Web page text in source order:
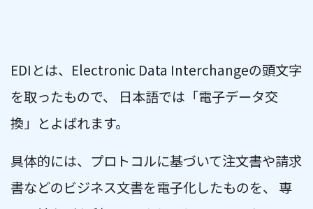
EDIとは、Electronic Data Interchangeの頭文字
を取ったもので、 日本語では「電子データ交
換」とよばれます。
具体的には、プロトコルに基づいて注文書や請求
書などのビジネス文書を電子化したものを、 専